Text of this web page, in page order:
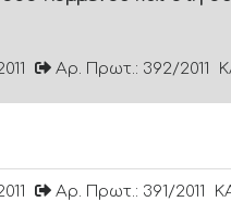
Αρ. Πρωτ.: 392/2011
Αρ. Πρωτ.: 391/2011